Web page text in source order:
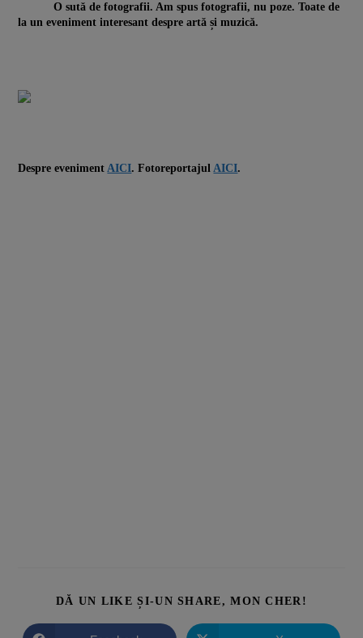
O sută de fotografii. Am spus fotografii, nu poze. Toate de
la un eveniment interesant despre artă și muzică.
Despre evenimentAICI. FotoreportajulAICI.
DĂ UN LIKE ȘI-UN SHARE, MON CHER!